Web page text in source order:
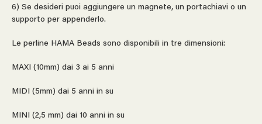
6) Se desideri puoi aggiungere un magnete, un portachiavi o un
supporto per appenderlo.
Le perline HAMA Beads sono disponibili in tre dimensioni:
MAXI (10mm) dai 3 ai 5 anni
MIDI (5mm) dai 5 anni in su
MINI (2,5 mm) dai 10 anni in su